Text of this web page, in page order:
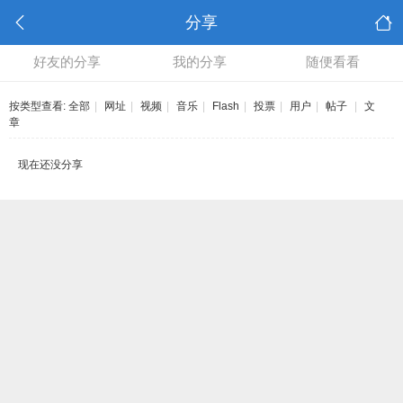
分享
好友的分享 我的分享 随便看看
按类型查看: 全部 网址 视频 音乐 Flash 投票 用户 帖子
文
章
现在还没分享